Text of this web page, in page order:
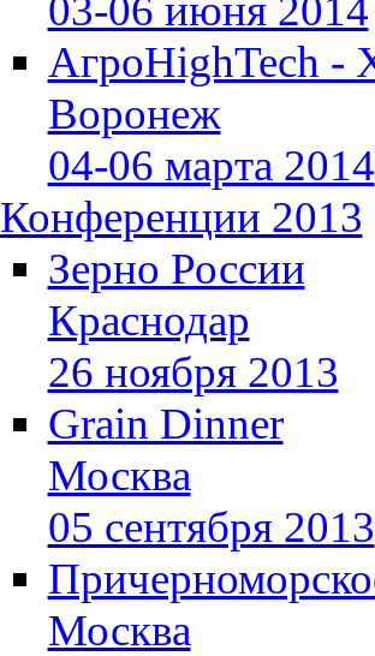
03-06 июня 2014
АгроHighTech -
Воронеж
04-06 марта 2014
Конференции 2013
Зерно России
Краснодар
26 ноября 2013
Grain Dinner
Москва
05 сентября 2013
Москва